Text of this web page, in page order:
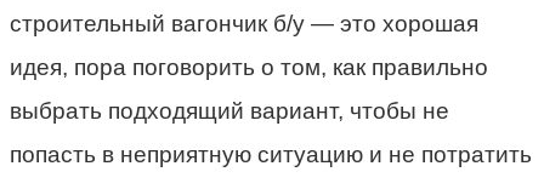
строительный вагончик б/у — это хорошая
идея, пора поговорить о том, как правильно
выбрать подходящий вариант, чтобы не
попасть в неприятную ситуацию и не потратить